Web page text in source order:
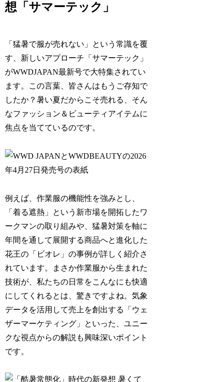
想「サマーテック」
「猛暑で服が売れない」という常識を覆
す、新しいアプローチ「サマーテック」
がWWDJAPAN最新号で大特集されてい
ます。この言葉、皆さんはもうご存知で
したか？暑い夏だからこそ売れる、そん
なファッション＆ビューティアイテムに
焦点を当てているのです。
例えば、作業服の機能性を強みとし、
「着る遮熱」という新市場を開拓したワ
ークマンの取り組みや、猛暑対策を軸に
年間を通して展開する商品へと進化した
花王の「ビオレ」の事例が詳しく紹介さ
れています。まさか作業服から生まれた
技術が、私たちの日常をこんなにも快適
にしてくれるとは、驚きですよね。気象
データを活用して売上を創出する「ウェ
ザーマーケティング」といった、ユニー
クな視点からの解説も興味深いポイント
です。